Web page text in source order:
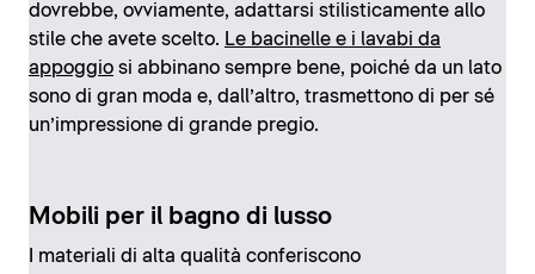
dovrebbe, ovviamente, adattarsi stilisticamente allo
stile che avete scelto. Le bacinelle e i lavabi da
appoggio si abbinano sempre bene, poiché da un lato
sono di gran moda e, dall’altro, trasmettono di per sé
un’impressione di grande pregio.
Mobili per il bagno di lusso
I materiali di alta qualità conferiscono